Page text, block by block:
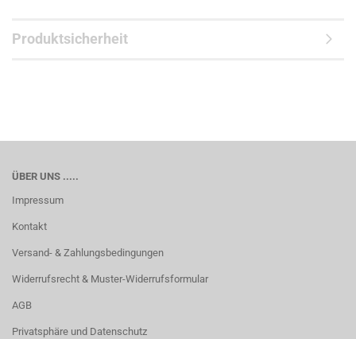
Produktsicherheit
ÜBER UNS .....
Impressum
Kontakt
Versand- & Zahlungsbedingungen
Widerrufsrecht & Muster-Widerrufsformular
AGB
Privatsphäre und Datenschutz